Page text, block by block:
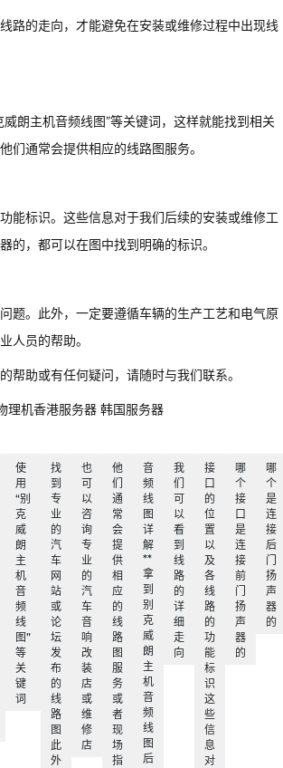
路的走向，才能避免在安装或维修过程中出现线
朗主机音频线图”等关键词，这样就能找到相关
通常会提供相应的线路图服务。
能标识。这些信息对于我们后续的安装或维修工
，都可以在图中找到明确的标识。
题。此外，一定要遵循车辆的生产工艺和电气原
人员的帮助。
助或有任何疑问，请随时与我们联系。
机香港服务器 韩国服务器
使
用
“别
克
威
朗
主
机
音
频
线
图”
等
关
键
词
找
到
专
业
的
汽
车
网
站
或
论
坛
发
布
的
线
路
图
此
外
也
可
以
咨
询
专
业
的
汽
车
音
响
改
装
店
或
维
修
店
他
们
通
常
会
提
供
相
应
的
线
路
图
服
务
或
者
现
场
指
音
频
线
图
详
解
**
拿
到
别
克
威
朗
主
机
音
频
线
图
后
我
们
可
以
看
到
线
路
的
详
细
走
向
接
口
的
位
置
以
及
各
线
路
的
功
能
标
识
这
些
信
息
对
哪
个
接
口
是
连
接
前
门
扬
声
器
的
哪
个
是
连
接
后
门
扬
声
器
的